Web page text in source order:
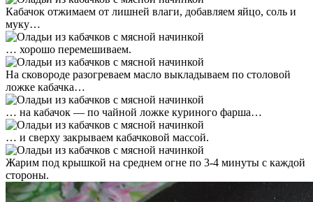
Кабачок отжимаем от лишней влаги, добавляем яйцо, соль и
муку…
… хорошо перемешиваем.
На сковороде разогреваем масло выкладываем по столовой
ложке кабачка…
… на кабачок — по чайной ложке куриного фарша…
… и сверху закрываем кабачковой массой.
Жарим под крышкой на среднем огне по 3-4 минуты с каждой
стороны.